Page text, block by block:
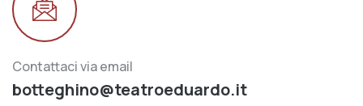
Contattaci via email
botteghino@teatroeduardo.it